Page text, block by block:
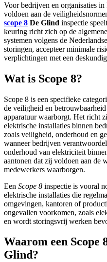
Voor bedrijven en organisaties
voldoen aan de
scope 8 De Glind inspectie
keuring richt zich op de
systemen volgens de
storingen, accepteer minimale
verplichtingen met een
Wat is Scope 8?
Scope 8 is een specifieke
de veiligheid en
apparatuur waarborgt. Het richt
elektrische installaties binnen
zoals veiligheid, onderhoud en
wanneer bedrijven
onderhoud van elektriciteit
aantonen dat zij voldoen aan de
medewerkers waarborgen.
Een Scope 8 inspectie is vooral
elektrische installaties die
omgevingen, kantoren of
ongevallen voorkomen, zoals
en wordt storingsvrij werken
Waarom een Scope
Glind?